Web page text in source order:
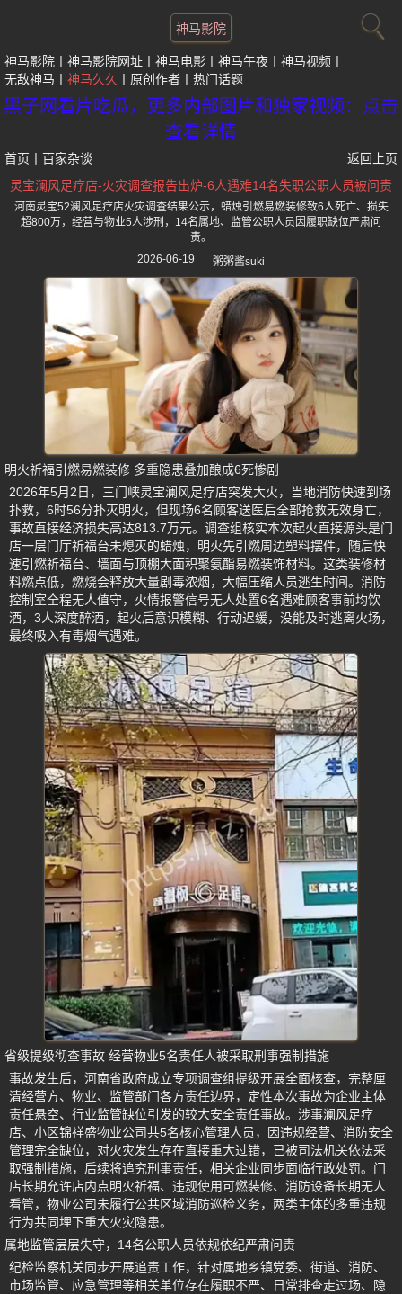
神马影院
神马影院 神马影院网址 神马电影 神马午夜
神马视频
无敌神马
神马久久 原创作者 热门话题
黑子网看片吃瓜，更多内部图片和独家视频：点击
查看详情
首页 百家杂谈
返回上页
灵宝澜风足疗店-火灾调查报告出炉-6人遇难14名失职公职人员被问责
河南灵宝52澜风足疗店火灾调查结果公示，蜡烛引燃易燃装修致6人死亡、损失
超800万，经营与物业5人涉刑，14名属地、监管公职人员因履职缺位严肃问
责。
2026-06-19
粥粥酱suki
明火祈福引燃易燃装修 多重隐患叠加酿成6死惨剧
2026年5月2日，三门峡灵宝澜风足疗店突发大火，当地消防快速到场
扑救，6时56分扑灭明火，但现场6名顾客送医后全部抢救无效身亡，
事故直接经济损失高达813.7万元。调查组核实本次起火直接源头是门
店一层门厅祈福台未熄灭的蜡烛，明火先引燃周边塑料摆件，随后快
速引燃祈福台、墙面与顶棚大面积聚氨酯易燃装饰材料。这类装修材
料燃点低，燃烧会释放大量剧毒浓烟，大幅压缩人员逃生时间。消防
控制室全程无人值守，火情报警信号无人处置6名遇难顾客事前均饮
酒，3人深度醉酒，起火后意识模糊、行动迟缓，没能及时逃离火场，
最终吸入有毒烟气遇难。
省级提级彻查事故 经营物业5名责任人被采取刑事强制措施
事故发生后，河南省政府成立专项调查组提级开展全面核查，完整厘
清经营方、物业、监管部门各方责任边界，定性本次事故为企业主体
责任悬空、行业监管缺位引发的较大安全责任事故。涉事澜风足疗
店、小区锦祥盛物业公司共5名核心管理人员，因违规经营、消防安全
管理完全缺位，对火灾发生存在直接重大过错，已被司法机关依法采
取强制措施，后续将追究刑事责任，相关企业同步面临行政处罚。门
店长期允许店内点明火祈福、违规使用可燃装修、消防设备长期无人
看管，物业公司未履行公共区域消防巡检义务，两类主体的多重违规
行为共同埋下重大火灾隐患。
属地监管层层失守，14名公职人员依规依纪严肃问责
纪检监察机关同步开展追责工作，针对属地乡镇党委、街道、消防、
市场监管、应急管理等相关单位存在履职不严、日常排查走过场、隐